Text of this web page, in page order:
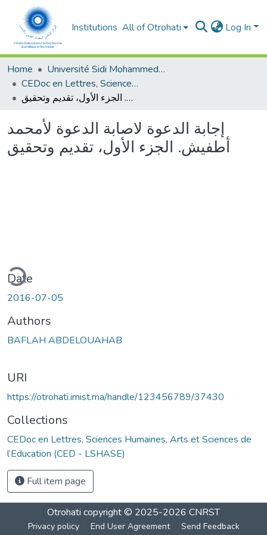
Institutions All of Otrohati Log In
Home
Université Sidi Mohammed Ben Abdellah - Fès
CEDoc en Lettres, Sciences Humaines, Arts et Sciences de l’Education (CED - LSHASE)
إجابة الدعوة لاصابة الدعوة لأمحمد أطفيش. الجزء الأول، تقديم وتحقيق
إجابة الدعوة لاصابة الدعوة لأمحمد
أطفيش. الجزء الأول، تقديم وتحقيق
Date
2016-07-05
Authors
BAFLAH ABDELOUAHAB
URI
https://otrohati.imist.ma/handle/123456789/37430
Collections
CEDoc en Lettres, Sciences Humaines, Arts et Sciences de
l’Education (CED - LSHASE)
Full item page
Otrohati copyright © 2025-2026 CNRST
Privacy policy End User Agreement Send Feedback